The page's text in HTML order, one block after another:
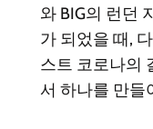
와 BIG의 런던
가 되었을 때,
스트 코로나의
서 하나를 만들